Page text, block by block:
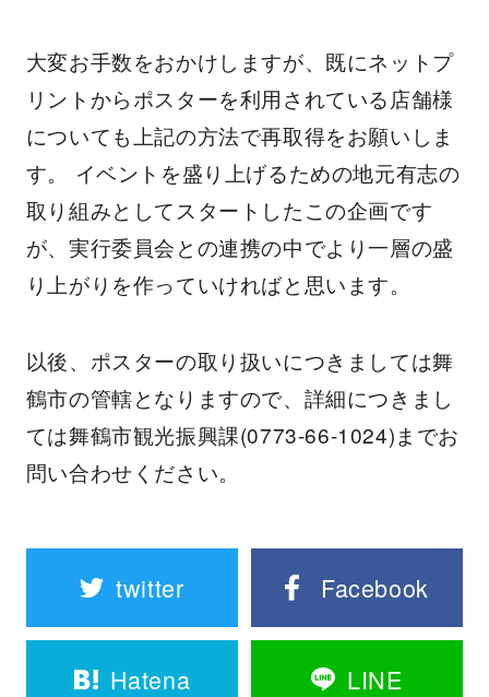
大変お手数をおかけしますが、既にネットプ
リントからポスターを利用されている店舗様
についても上記の方法で再取得をお願いしま
す。 イベントを盛り上げるための地元有志の
取り組みとしてスタートしたこの企画です
が、実行委員会との連携の中でより一層の盛
り上がりを作っていければと思います。
以後、ポスターの取り扱いにつきましては舞
鶴市の管轄となりますので、詳細につきまし
ては舞鶴市観光振興課(0773-66-1024)までお
問い合わせください。
twitter Facebook
Hatena LINE